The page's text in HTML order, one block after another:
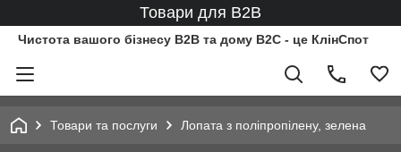
Товари для B2B
Чистота вашого бізнесу B2B та дому B2C - це КлінСпот
Товари та послуги Лопата з поліпропілену, зелена